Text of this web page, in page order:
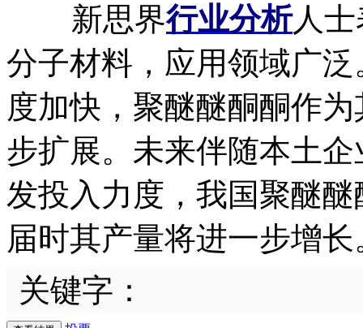
新思界行业分析人
分子材料，应用领域广
度加快，聚醚醚酮酮作
步扩展。未来伴随本土
发投入力度，我国聚醚
届时其产量将进一步增长
关键字：